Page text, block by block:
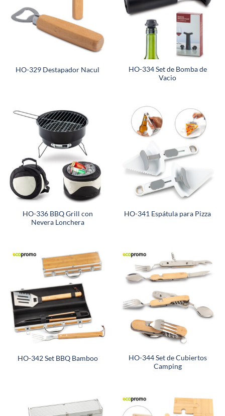
HO-329 Destapador Nacul
HO-334 Set de Bomba de
Vacio
HO-336 BBQ Grill con
Nevera Lonchera
HO-341 Espátula para Pizza
HO-342 Set BBQ Bamboo
HO-344 Set de Cubiertos
Camping